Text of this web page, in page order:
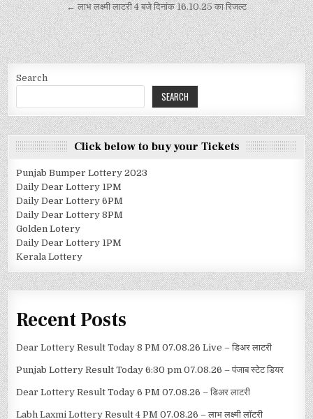
← लाभ लक्ष्मी लाटरी 4 बजे दिनांक 16.10.25 का रिजल्ट
Search
SEARCH
Click below to buy your Tickets
Punjab Bumper Lottery 2023
Daily Dear Lottery 1PM
Daily Dear Lottery 6PM
Daily Dear Lottery 8PM
Golden Lotery
Daily Dear Lottery 1PM
Kerala Lottery
Recent Posts
Dear Lottery Result Today 8 PM 07.08.26 Live – डिअर लाटरी
Punjab Lottery Result Today 6:30 pm 07.08.26 – पंजाब स्टेट डियर
Dear Lottery Result Today 6 PM 07.08.26 – डिअर लाटरी
Labh Laxmi Lottery Result 4 PM 07.08.26 – लाभ लक्ष्मी लॉटरी